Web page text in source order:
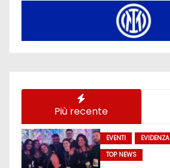
Più recente
EVENTI EVIDENZA
TOP NEWS